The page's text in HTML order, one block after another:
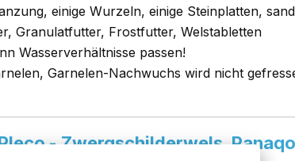
einige Wurzeln, einige Steinplatten,
Granulatfutter, Frostfutter, Welstabletten
Wasserverhältnisse passen!
Garnelen-Nachwuchs wird nicht
- Zwergschilderwels,